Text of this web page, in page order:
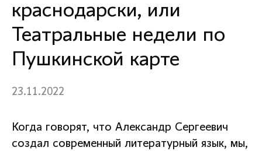
краснодарски, или
Театральные недели по
Пушкинской карте
23.11.2022
Когда говорят, что Александр Сергеевич
создал современный литературный язык, мы,